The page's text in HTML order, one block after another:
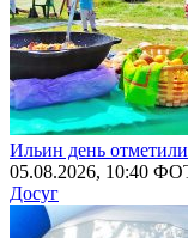
Ильин день
05.08.2026, 10:40
Досуг